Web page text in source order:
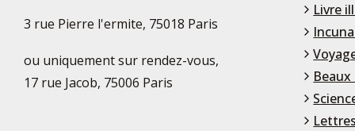
3 rue Pierre l'ermite, 75018 Paris
ou uniquement sur rendez-vous,
17 rue Jacob, 75006 Paris
Livre